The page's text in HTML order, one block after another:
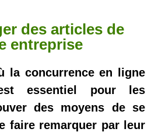
des articles de
entreprise
la concurrence en ligne
essentiel pour les
des moyens de se
faire remarquer par leur